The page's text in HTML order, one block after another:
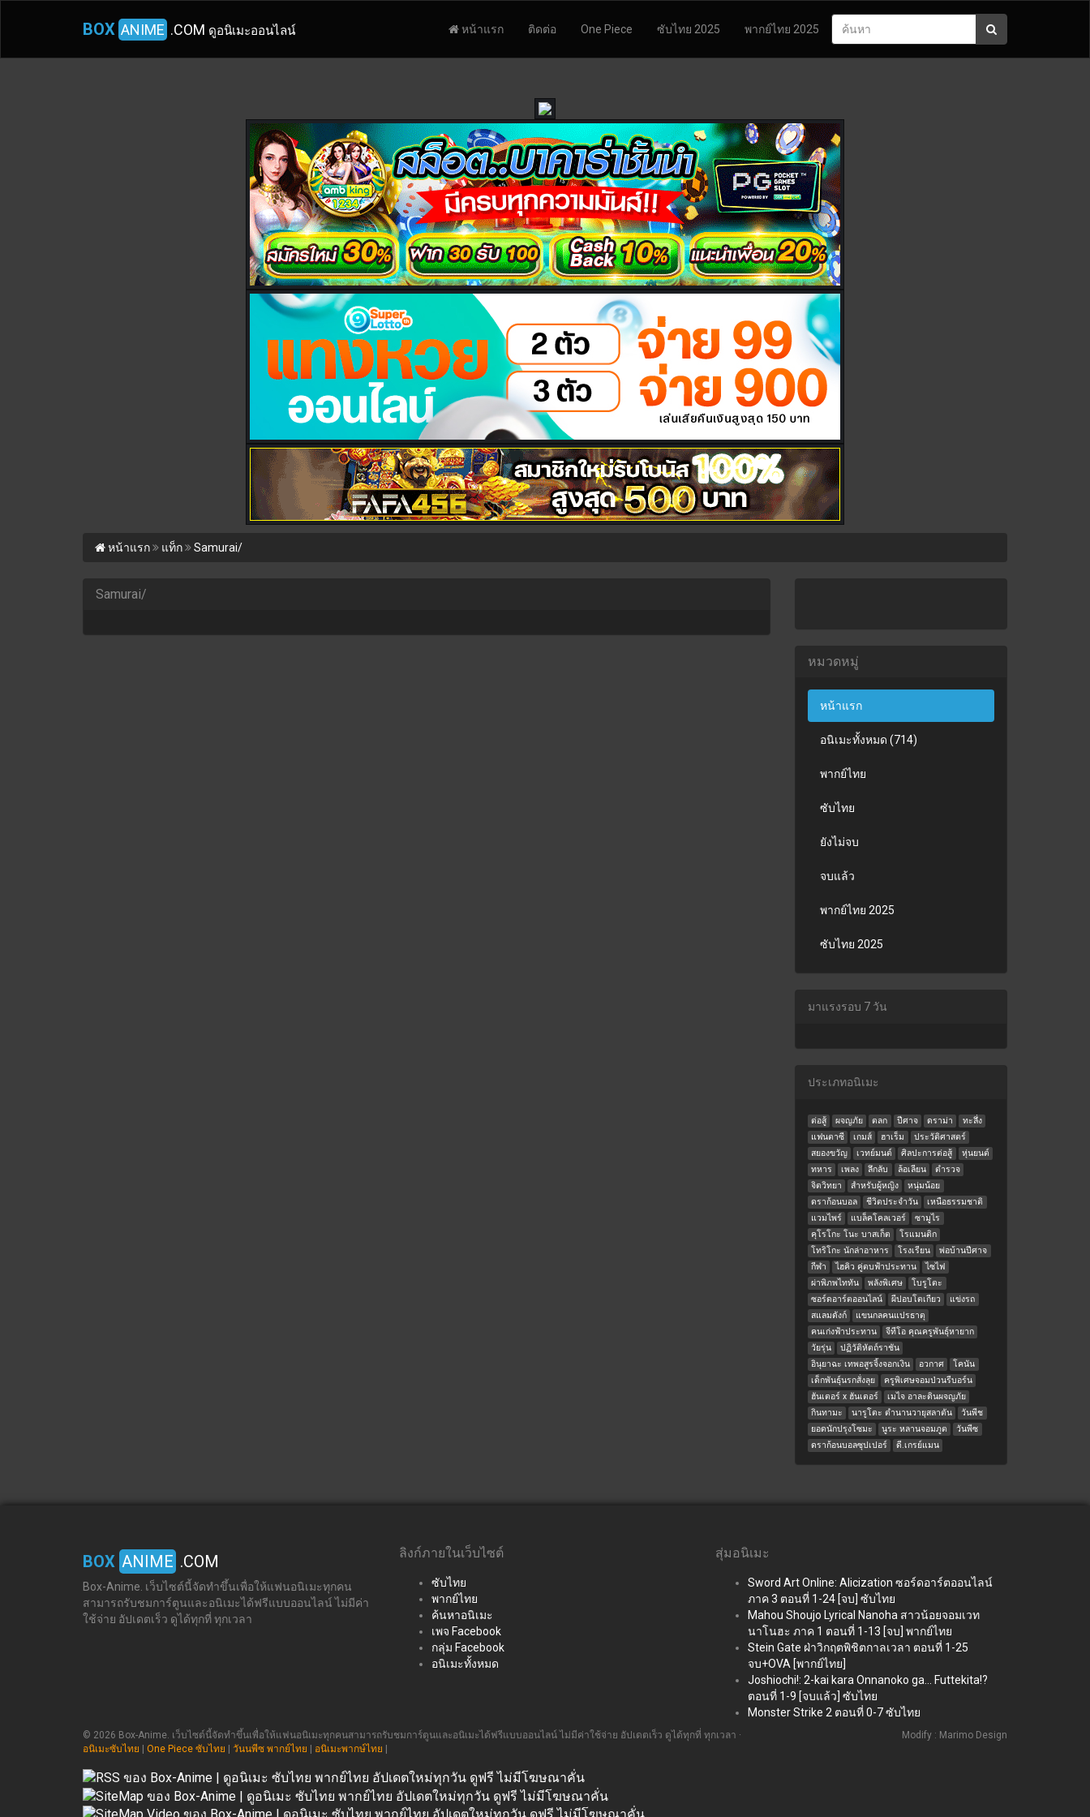
BOX ANIME .COM ดูอนิเมะออนไลน์ หน้าแรก ติดต่อ One Piece ซับไทย 2025 พากย์ไทย 2025
หน้าแรก แท็ก Samurai/
Samurai/
หมวดหมู่
หน้าแรก
อนิเมะทั้งหมด (714)
พากย์ไทย
ซับไทย
ยังไม่จบ
จบแล้ว
พากย์ไทย 2025
ซับไทย 2025
มาแรงรอบ 7 วัน
ประเภทอนิเมะ
ต่อสู้ ผจญภัย ตลก ปีศาจ ดราม่า
ทะลึ่ง
แฟนตาซี
เกมส์ ฮาเร็ม
ประวัติศาสตร์
สยองขวัญ
เวทย์มนต์ ศิลปะการต่อสู้
หุ่นยนต์
ทหาร
เพลง ลึกลับ ล้อเลียน
ตำรวจ
จิตวิทยา
สำหรับผู้หญิง
หนุ่มน้อย
ดราก้อนบอล
ชีวิตประจำวัน
เหนือธรรมชาติ
แวมไพร์
แบล็คโคลเวอร์
ซามูไร
คุโรโกะ โนะ บาสเก็ต
โรแมนติก
โทริโกะ นักล่าอาหาร
โรงเรียน
พ่อบ้านปีศาจ
กีฬา
ไฮคิว คู่ตบฟ้าประทาน
ไซไฟ
ผ่าพิภพไททัน
พลังพิเศษ
โบรูโตะ
ซอร์ดอาร์ตออนไลน์
ผีปอบโตเกียว
แข่งรถ
สแลมดังก์
แขนกลคนแปรธาตุ
คนเก่งฟ้าประทาน
จีทีโอ คุณครูพันธุ์หายาก
วัยรุ่น
ปฏิวัติหัตถ์ราชัน
อินุยาฉะ เทพอสูรจิ้งจอกเงิน
อวกาศ
โคนัน
เด็กพันธุ์นรกสั่งลุย
ครูพิเศษจอมป่วนรีบอร์น
ฮันเตอร์ x ฮันเตอร์
เมไจ อาละดินผจญภัย
กินทามะ
นารูโตะ ตำนานวายุสลาตัน
วันพีช
ยอดนักปรุงโซมะ
นูระ หลานจอมภูต
วันพีซ
ดราก้อนบอลซุปเปอร์
ดี.เกรย์แมน
BOX ANIME .COM
Box-Anime. เว็บไซต์นี้จัดทำขึ้นเพื่อให้แฟนอนิเมะทุกคน
สามารถรับชมการ์ตูนและอนิเมะได้ฟรีแบบออนไลน์ ไม่มีค่า
ใช้จ่าย อัปเดตเร็ว ดูได้ทุกที่ ทุกเวลา
ลิงก์ภายในเว็บไซต์
ซับไทย
พากย์ไทย
ค้นหาอนิเมะ
เพจ Facebook
กลุ่ม Facebook
อนิเมะทั้งหมด
สุ่มอนิเมะ
Sword Art Online: Alicization ซอร์ดอาร์ตออนไลน์
ภาค 3 ตอนที่ 1-24 [จบ] ซับไทย
Mahou Shoujo Lyrical Nanoha สาวน้อยจอมเวท
นาโนฮะ ภาค 1 ตอนที่ 1-13 [จบ] พากย์ไทย
Stein Gate ฝ่าวิกฤตพิชิตกาลเวลา ตอนที่ 1-25
จบ+OVA [พากย์ไทย]
Joshiochi!: 2-kai kara Onnanoko ga... Futtekita!?
ตอนที่ 1-9 [จบแล้ว] ซับไทย
Monster Strike 2 ตอนที่ 0-7 ซับไทย
© 2026 Box-Anime. เว็บไซต์นี้จัดทำขึ้นเพื่อให้แฟนอนิเมะทุกคนสามารถรับชมการ์ตูนและอนิเมะได้ฟรีแบบออนไลน์ ไม่มีค่าใช้จ่าย อัปเดตเร็ว ดูได้ทุกที่ ทุกเวลา ·
อนิเมะซับไทย
One Piece ซับไทย วันนพีซ พากย์ไทย อนิเมะพากษ์ไทย
Modify : Marimo Design